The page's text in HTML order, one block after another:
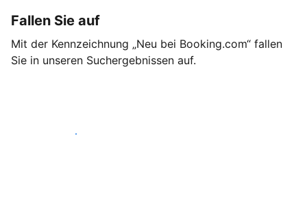
Fallen Sie auf
Mit der Kennzeichnung „Neu bei Booking.com“ fallen
Sie in unseren Suchergebnissen auf.
Noch heute loslegen